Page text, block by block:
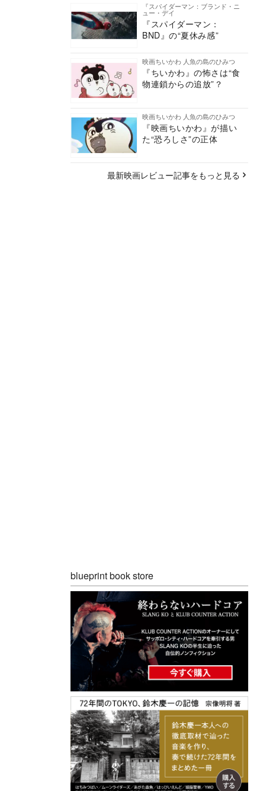
『スパイダーマン：ブランド・ニ
ュー・デイ
『スパイダーマン：
BND』の“夏休み感”
映画ちいかわ 人魚の島のひみつ
『ちいかわ』の怖さは“食
物連鎖からの追放”？
映画ちいかわ 人魚の島のひみつ
『映画ちいかわ』が描い
た“恐ろしさ”の正体
最新映画レビュー記事をもっと見る
blueprint book store